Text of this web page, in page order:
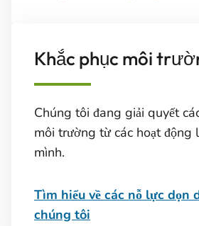
Khắc phục môi
Chúng tôi đang giải quyết
môi trường từ các hoạt động
mình.
Tìm hiểu về các nỗ lực dọn
chúng tôi